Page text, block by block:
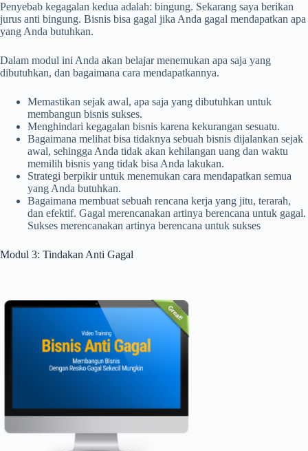
Penyebab kegagalan kedua adalah: bingung. Sekarang saya berikan
jurus anti bingung. Bisnis bisa gagal jika Anda gagal mendapatkan apa
yang Anda butuhkan.
Dalam modul ini Anda akan belajar menemukan apa saja yang
dibutuhkan, dan bagaimana cara mendapatkannya.
Memastikan sejak awal, apa saja yang dibutuhkan untuk
membangun bisnis sukses.
Menghindari kegagalan bisnis karena kekurangan sesuatu.
Bagaimana melihat bisa tidaknya sebuah bisnis dijalankan sejak
awal, sehingga Anda tidak akan kehilangan uang dan waktu
memilih bisnis yang tidak bisa Anda lakukan.
Strategi berpikir untuk menemukan cara mendapatkan semua
yang Anda butuhkan.
Bagaimana membuat sebuah rencana kerja yang jitu, terarah,
dan efektif. Gagal merencanakan artinya berencana untuk gagal.
Sukses merencanakan artinya berencana untuk sukses
Modul 3: Tindakan Anti Gagal